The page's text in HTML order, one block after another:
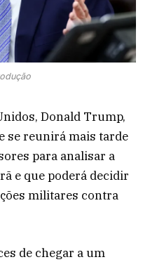
Donald Trump,
se reunirá mais tarde
para analisar a
e que poderá decidir
militares contra
de chegar a um